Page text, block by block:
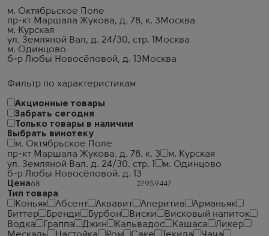
Фильтр по характеристикам
Акционные товары
Забрать сегодня
Только товары в наличии
Выбрать винотеку
м. Октябрьское Поле
пр-кт Маршала Жукова. д. 78. к. 3
м. Курская
ул. Земляной Вал. д. 24/30. стр. 1
м. Одинцово
б-р Любы Новосёловой. д. 13
Цена
Тип товара
Коньяк
Абсент Аквавит Аперитив
Арманьяк
Биттер
Бренди Бурбон Виски
Висковый напиток
Водка
Граппа Джин Кальвадос Кашаса
Ликер
м. Октябрьское Поле
пр-кт Маршала Жукова, д. 78, к. 3 Москва
м. Курская
ул. Земляной Вал, д. 24/30, стр. 1
Москва
м. Одинцово
б-р Любы Новосёловой, д. 13 Москва